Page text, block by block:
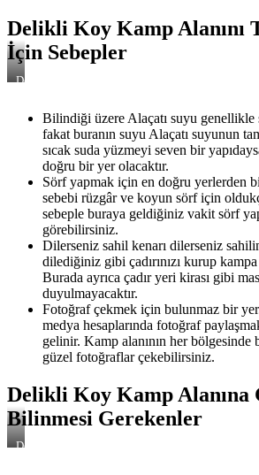
Delikli Koy Kamp Alanını
İçin Sebepler
Delikli
Alanı'na
Kurulmuş
Çadırlar
Bilindiği üzere Alaçatı suyu
fakat buranın suyu Alaçatı suyunun
sıcak suda yüzmeyi seven bir
doğru bir yer olacaktır.
Sörf yapmak için en doğru yerlerden
sebebi rüzgâr ve koyun sörf için
sebeple buraya geldiğiniz vakit sörf
görebilirsiniz.
Dilerseniz sahil kenarı dilerseniz
dilediğiniz gibi çadırınızı kurup
Burada ayrıca çadır yeri kirası gibi
duyulmayacaktır.
Fotoğraf çekmek için bulunmaz bir
medya hesaplarında fotoğraf
gelinir. Kamp alanının her bölgesinde
güzel fotoğraflar çekebilirsiniz.
Delikli Koy Kamp Alanına
Bilinmesi Gerekenler
Delikli